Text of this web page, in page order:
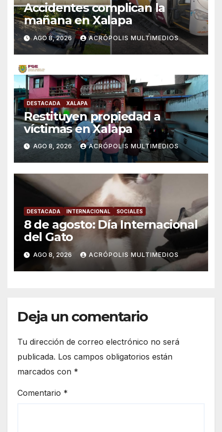
Accidentes complican la
mañana en Xalapa
AGO 8, 2026 ACRÓPOLIS MULTIMEDIOS
DESTACADA XALAPA
Restituyen propiedad a
víctimas en Xalapa
AGO 8, 2026 ACRÓPOLIS MULTIMEDIOS
DESTACADA INTERNACIONAL SOCIALES
8 de agosto: Día Internacional
del Gato
AGO 8, 2026 ACRÓPOLIS MULTIMEDIOS
Deja un comentario
Tu dirección de correo electrónico no será
publicada. Los campos obligatorios están
marcados con *
Comentario *